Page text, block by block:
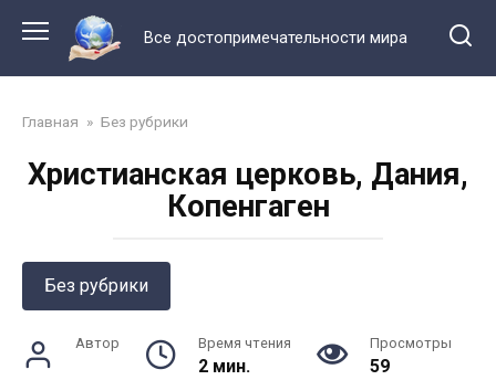
контенту
Все достопримечательности мира
Главная » Без рубрики
Христианская церковь, Дания,
Копенгаген
Без рубрики
Автор Время чтения
2 мин.
Просмотры
59